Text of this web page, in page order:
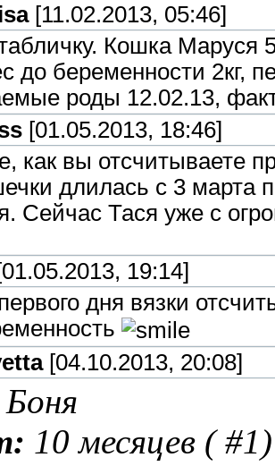
[11.02.2013, 05:46]
Кошка Маруся
до беременности 2кг,
роды 12.02.13,
[01.05.2013, 18:46]
как вы отсчитываете
длилась с 3 марта
Сейчас Тася уже с
19:14]
дня вязки
[04.10.2013, 20:08]
Боня
10 месяцев ( #1)